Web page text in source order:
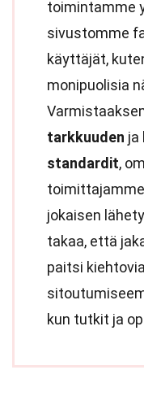
toimintamme
sivustomme
käyttäjät,
monipuolisia
tarkkuuden ja
standardit,
jokaisen
takaa, että
paitsi
kun tutkit ja